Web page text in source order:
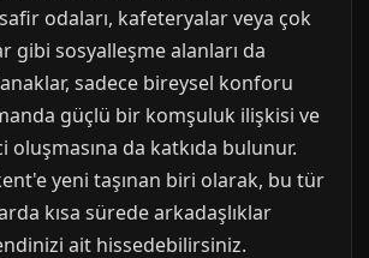
odaları, kafeteryalar veya çok
gibi sosyalleşme alanları da
sadece bireysel konforu
güçlü bir komşuluk ilişkisi ve
da katkıda bulunur.
yeni taşınan biri olarak, bu tür
kısa sürede arkadaşlıklar
ait hissedebilirsiniz.